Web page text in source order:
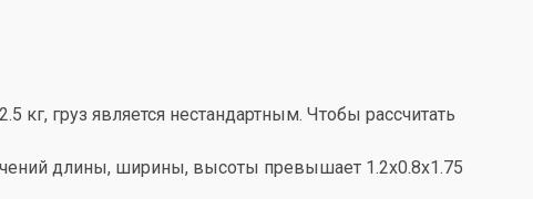
груз является нестандартным. Чтобы рассчитать
длины, ширины, высоты превышает 1.2x0.8x1.75